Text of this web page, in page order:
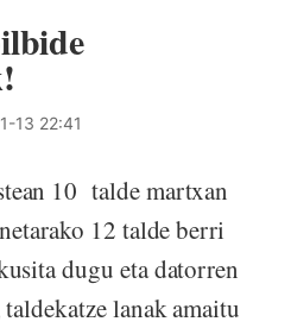
13 22:41
10 talde martxan
12 talde berri
dugu eta datorren
taldekatze lanak amaitu